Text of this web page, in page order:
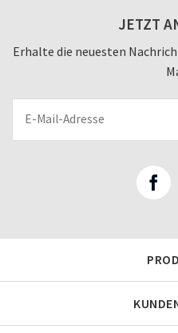
JETZT
Erhalte die neuesten